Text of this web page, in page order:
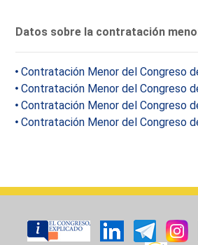
Datos sobre la contratación
Contratación Menor del Congreso
Contratación Menor del Congreso
Contratación Menor del Congreso
Contratación Menor del Congreso